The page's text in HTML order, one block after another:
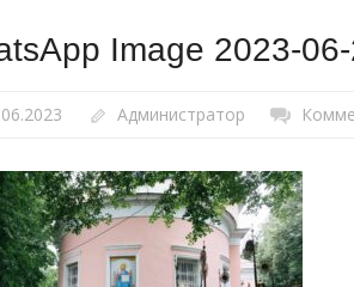
Image 2023-
Администратор